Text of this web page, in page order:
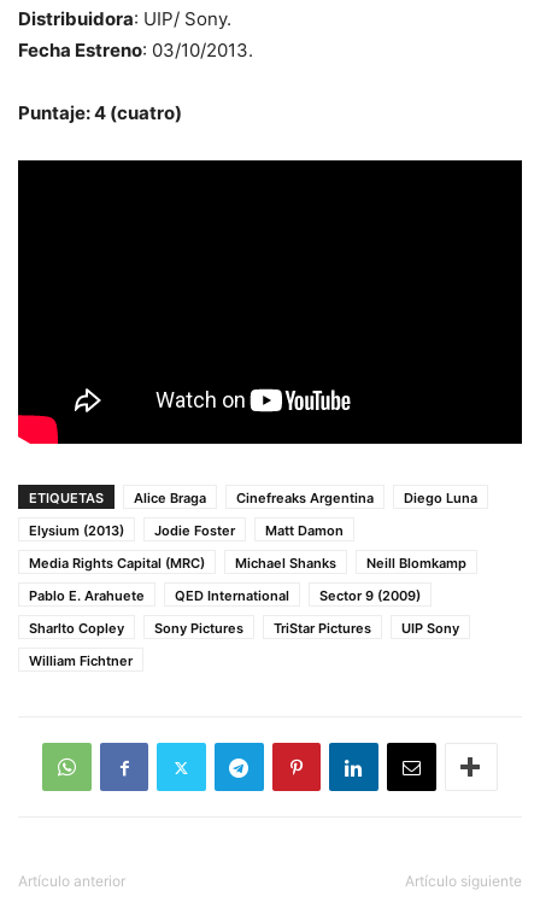
Distribuidora: UIP/ Sony.
Fecha Estreno: 03/10/2013.
Puntaje: 4 (cuatro)
ETIQUETAS Alice Braga Cinefreaks Argentina
Diego Luna
Elysium (2013)
Jodie Foster
Matt Damon
Media Rights Capital (MRC)
Michael Shanks
Neill Blomkamp
Pablo E. Arahuete
QED International
Sector 9 (2009)
Sharlto Copley
Sony Pictures TriStar Pictures
UIP Sony
William Fichtner
Artículo anterior Artículo siguiente